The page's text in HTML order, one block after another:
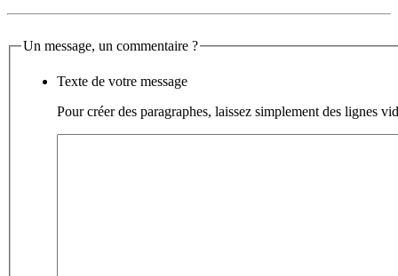
Un message, un commentaire ?
Texte de votre message
Pour créer des paragraphes, laissez simplement des lignes